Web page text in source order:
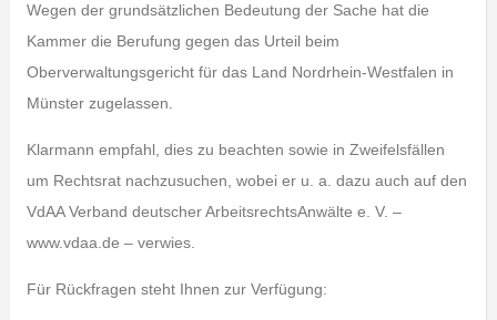
Wegen der grundsätzlichen Bedeutung der Sache hat die
Kammer die Berufung gegen das Urteil beim
Oberverwaltungsgericht für das Land Nordrhein-Westfalen in
Münster zugelassen.
Klarmann empfahl, dies zu beachten sowie in Zweifelsfällen
um Rechtsrat nachzusuchen, wobei er u. a. dazu auch auf den
VdAA Verband deutscher ArbeitsrechtsAnwälte e. V. –
www.vdaa.de – verwies.
Für Rückfragen steht Ihnen zur Verfügung: